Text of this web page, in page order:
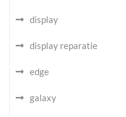
display
display reparatie
edge
galaxy